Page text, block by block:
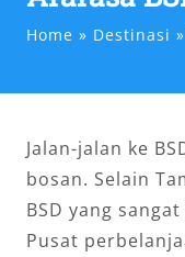
Home Destinasi
Jalan-jalan ke
bosan. Selain
BSD yang sangat
Pusat